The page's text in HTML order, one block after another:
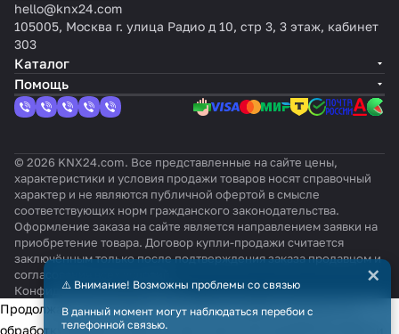
hello@knx24.com
105005, Москва г. улица Радио д 10, стр 3, 3 этаж, кабинет
303
Каталог
Помощь
© 2026 KNX24.com. Все представленные на сайте цены,
характеристики и условия продажи товаров носят справочный
характер и не являются публичной офертой в смысле
соответствующих норм гражданского законодательства.
Оформление заказа на сайте является направлением заявки на
приобретение товара. Договор купли-продажи считается
заключённым только после подтверждения заказа продавцом и
согласования всех условий.
КонфиденциальностьОферта
⚠️ Внимание! Возможны проблемы со связью
В данный момент могут наблюдаться перебои с
телефонной связью.
×
Продолжая использовать наш сайт, вы даёте согласие на
обработку файлов cookie в целях функционирования сайта и